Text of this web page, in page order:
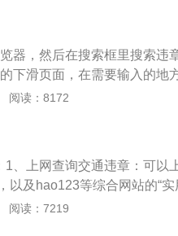
器，然后在搜索框里搜索违
下滑页面，在需要输入的地
章然后它会再弹出一个交管局
以及验证码，再点击一下查询
阅读：8172
、上网查询交通违章：可以
以及hao123等综合网站的“实
网），按所在地区进行查询
阅读：7219